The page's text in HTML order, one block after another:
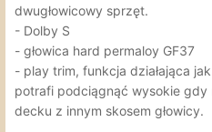
dwugłowicowy sprzęt.
- Dolby S
- głowica hard permaloy GF37
- play trim, funkcja działająca
potrafi podciągnąć wysokie gdy
decku z innym skosem głowicy.